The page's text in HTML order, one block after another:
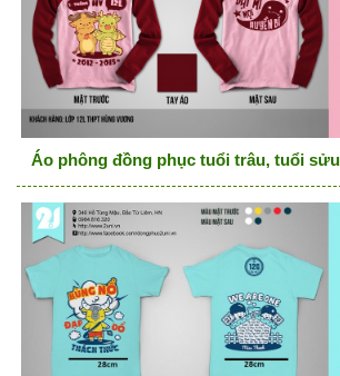
Áo phông đồng phục tuổi trâu, tuổi